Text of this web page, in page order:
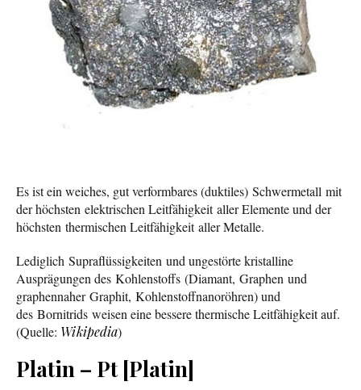
Es ist ein weiches, gut verformbares (duktiles) Schwermetall mit
der höchsten elektrischen Leitfähigkeit aller Elemente und der
höchsten thermischen Leitfähigkeit aller Metalle.
Lediglich Supraflüssigkeiten und ungestörte kristalline
Ausprägungen des Kohlenstoffs (Diamant, Graphen und
graphennaher Graphit, Kohlenstoffnanoröhren) und
des Bornitrids weisen eine bessere thermische Leitfähigkeit auf.
(Quelle: Wikipedia)
Platin – Pt [Platin]